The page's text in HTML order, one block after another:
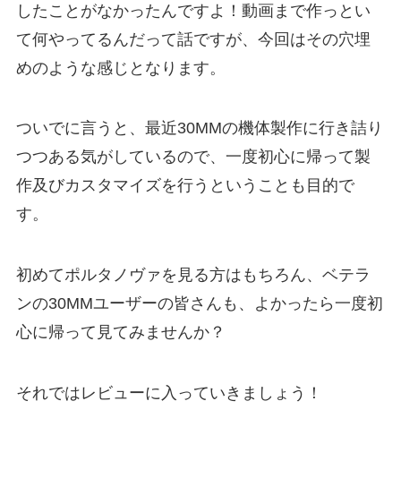
したことがなかったんですよ！動画まで作っとい
て何やってるんだって話ですが、今回はその穴埋
めのような感じとなります。
ついでに言うと、最近30MMの機体製作に行き詰り
つつある気がしているので、一度初心に帰って製
作及びカスタマイズを行うということも目的で
す。
初めてポルタノヴァを見る方はもちろん、ベテラ
ンの30MMユーザーの皆さんも、よかったら一度初
心に帰って見てみませんか？
それではレビューに入っていきましょう！